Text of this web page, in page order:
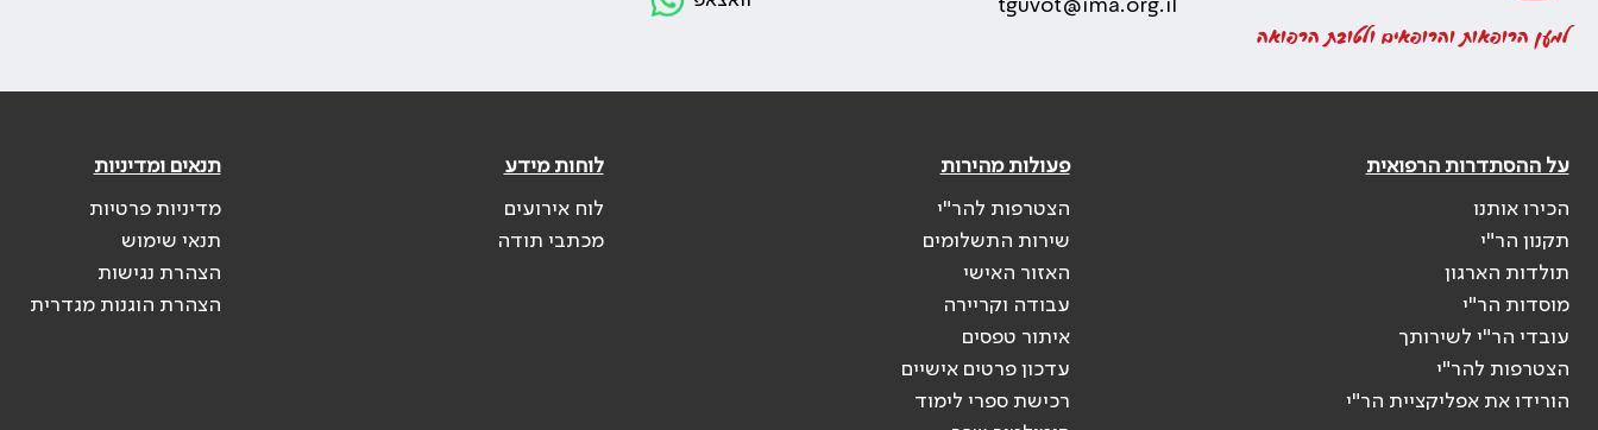
למען הרופאות והרופאים ולטובת הרפואה
tguvot@ima.org.il
על ההסתדרות הרפואית
הכירו אותנו
תקנון הר"י
תולדות הארגון
מוסדות הר"י
עובדי הר"י לשירותך
הצטרפות להר"י
הורידו את אפליקציית הר"י
פעולות מהירות
הצטרפות להר"י
שירות התשלומים
האזור האישי
עבודה וקריירה
איתור טפסים
עדכון פרטים אישיים
רכישת ספרי לימוד
לוחות מידע
לוח אירועים
מכתבי תודה
תנאים ומדיניות
מדיניות פרטיות
תנאי שימוש
הצהרת נגישות
הצהרת הוגנות מגדרית